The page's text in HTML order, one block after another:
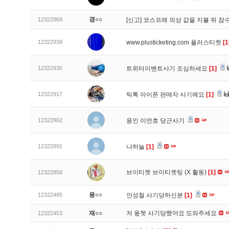
12322969 경○○ [신고] 코스프레 의상 값을 지불 뒤 잠
12322939 www.plusticketing.com 플러스티켓 [1]
12322935 트위터이벤트사기 조심하세요 [1]
12322917 틱톡 아이폰 판매자 사기예요 [1]
12322902 용인 이언호 당근사기
12322891 나하늘 [1]
12322858 브이티켓 브이티켓팅 (X 활동) [1]
12322485 응○○ 안성철 사기당하신분 [1]
12322453 재○○ 저 옾쳇 사기당했어요 도와주세요